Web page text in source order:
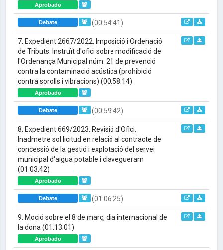
Aprobado
Debate (00:54:41)
7. Expedient 2667/2022. Imposició i Ordenació
de Tributs. Instruït d'ofici sobre modificació de
l'Ordenança Municipal núm. 21 de prevenció
contra la contaminació acústica (prohibició
contra sorolls i vibracions) (00:58:14)
Aprobado
Debate (00:59:42)
8. Expedient 669/2023. Revisió d'Ofici.
Inadmetre sol·licitud en relació al contracte de
concessió de la gestió i explotació del servei
municipal d'aigua potable i clavegueram
(01:03:42)
Aprobado
Debate (01:06:25)
9. Moció sobre el 8 de març, dia internacional de
la dona (01:13:01)
Aprobado